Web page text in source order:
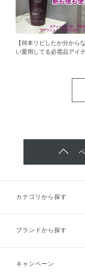
装メイクにはチェリーブ
ム、綺麗めカジュアルな
クにはセンシュアルジャス
合わせたい…🤔💭 ぜひ使ってみ
てくださいね！
【何本リピしたか分から
い愛用してる必需品アイテ
ト リペア ミストのご紹
夜のお風呂上がりのドラ
イリングもしやすく感じ
ィの香りで、リラックス
もぴったりです😌🌿 リピートし
すすめです🌏 ぜひお試しくださ
い！
カテゴリから探す
ブランドから探す
キャンペーン